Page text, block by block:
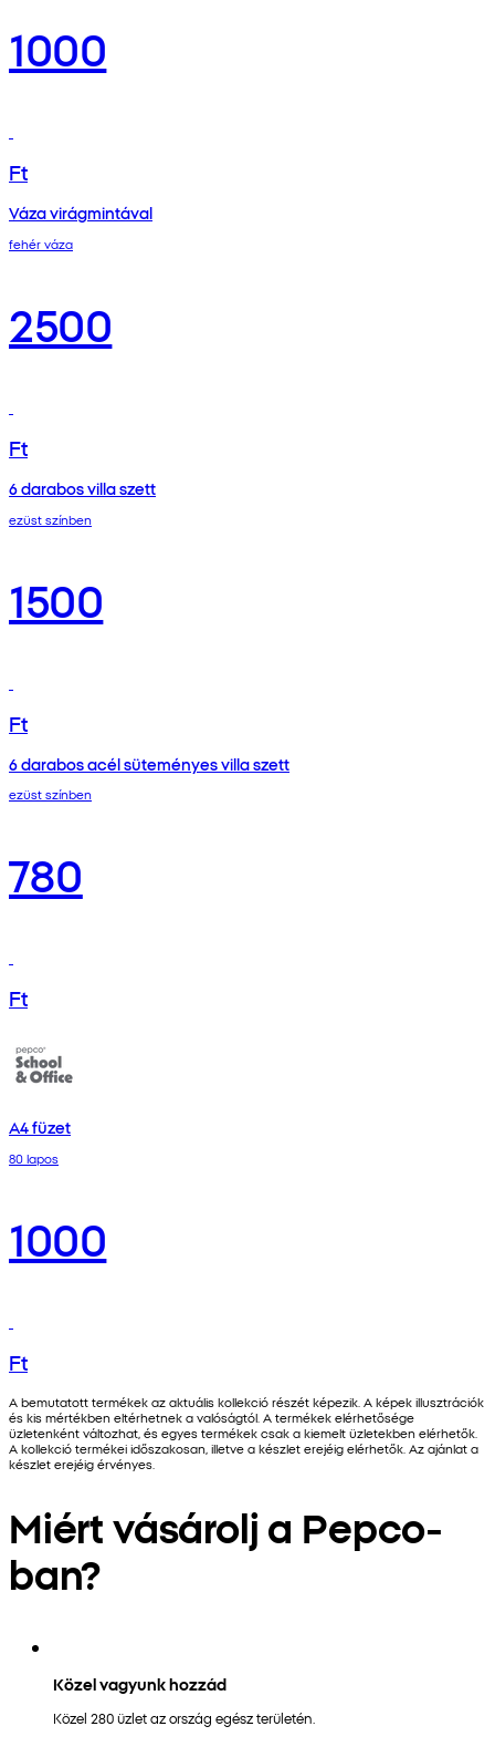
1000
Ft
Váza virágmintával
fehér váza
2500
Ft
6 darabos villa szett
ezüst színben
1500
Ft
6 darabos acél süteményes villa szett
ezüst színben
780
Ft
A4 füzet
80 lapos
1000
Ft
A bemutatott termékek az aktuális kollekció részét képezik. A képek illusztrációk
és kis mértékben eltérhetnek a valóságtól. A termékek elérhetősége
üzletenként változhat, és egyes termékek csak a kiemelt üzletekben elérhetők.
A kollekció termékei időszakosan, illetve a készlet erejéig elérhetők. Az ajánlat a
készlet erejéig érvényes.
Miért vásárolj a Pepco-
ban?
Közel vagyunk hozzád
Közel 280 üzlet az ország egész területén.